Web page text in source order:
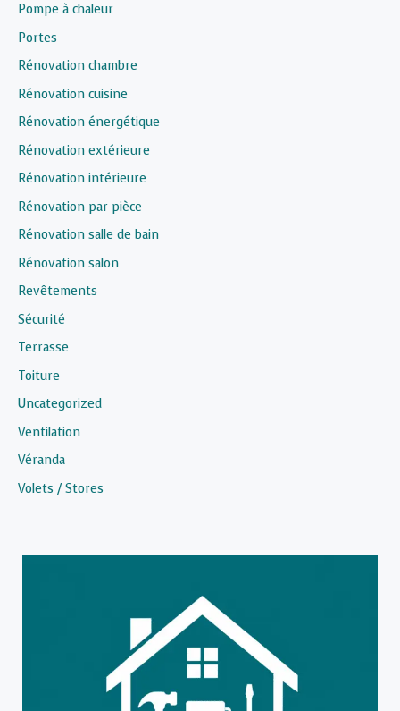
Pompe à chaleur
Portes
Rénovation chambre
Rénovation cuisine
Rénovation énergétique
Rénovation extérieure
Rénovation intérieure
Rénovation par pièce
Rénovation salle de bain
Rénovation salon
Revêtements
Sécurité
Terrasse
Toiture
Uncategorized
Ventilation
Véranda
Volets / Stores